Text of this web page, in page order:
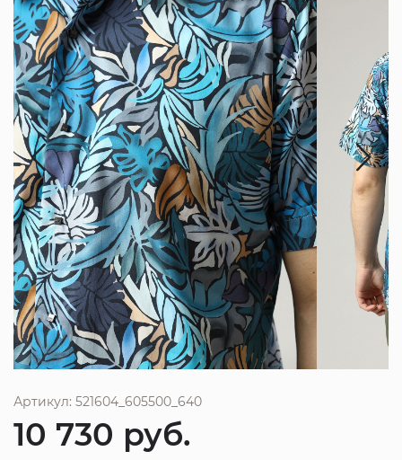
Артикул: 521604_605500_640
10 730 руб.